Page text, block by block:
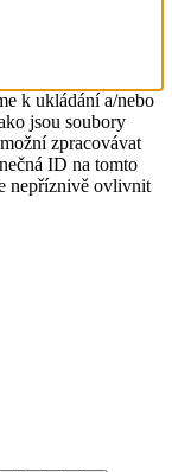
k ukládání a/nebo
jsou soubory
zpracovávat
ID na tomto
nepříznivě ovlivnit